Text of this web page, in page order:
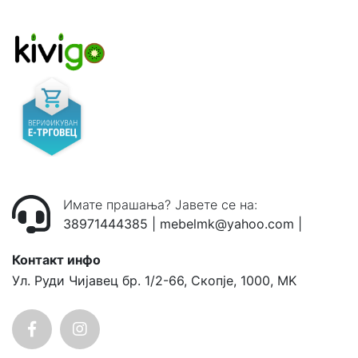
Имате прашања? Јавете се на:
38971444385
mebelmk@yahoo.com
Контакт инфо
Ул. Руди Чијавец бр. 1/2-66, Скопје, 1000, MK